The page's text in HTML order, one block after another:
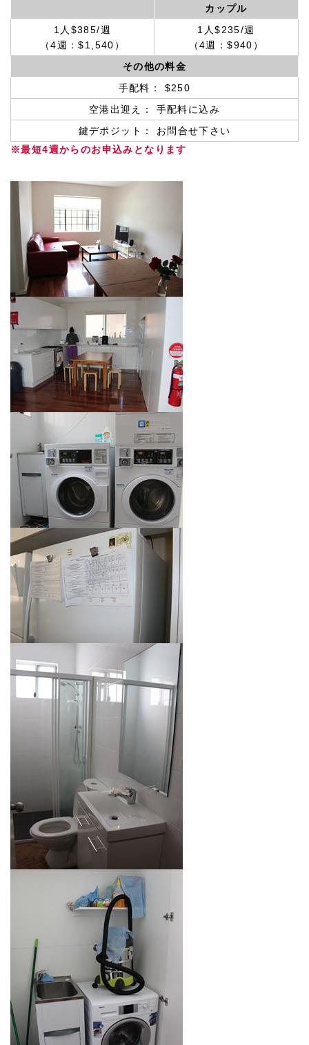
カップル
1人$385/週
（4週：$1,540）
1人$235/週
（4週：$940）
その他の料金
手配料： $250
空港出迎え： 手配料に込み
鍵デポジット： お問合せ下さい
※最短4週からのお申込みとなります